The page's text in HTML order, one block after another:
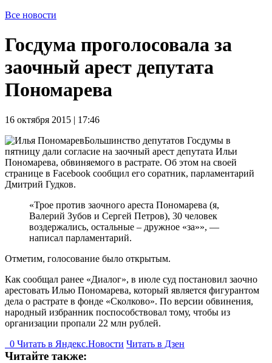
Все новости
Госдума проголосовала за
заочный арест депутата
Пономарева
16 октября 2015 | 17:46
Большинство депутатов Госдумы в
пятницу дали согласие на заочный арест депутата Ильи
Пономарева, обвиняемого в растрате. Об этом на своей
странице в Facebook сообщил его соратник, парламентарий
Дмитрий Гудков.
«Трое против заочного ареста Пономарева (я,
Валерий Зубов и Сергей Петров), 30 человек
воздержались, остальные – дружное «за»», —
написал парламентарий.
Отметим, голосование было открытым.
Как сообщал ранее «Диалог», в июле суд постановил заочно
арестовать Илью Пономарева, который является фигурантом
дела о растрате в фонде «Сколково». По версии обвинения,
народный избранник поспособствовал тому, чтобы из
организации пропали 22 млн рублей.
0 Читать в Яндекс.Новости Читать в Дзен
Читайте также: